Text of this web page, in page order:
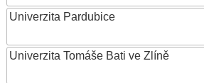
Univerzita Pardubice
Univerzita Tomáše Bati ve Zlíně